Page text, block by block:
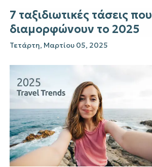
7 ταξιδιωτικές τάσεις που
διαμορφώνουν το 2025
Τετάρτη, Μαρτίου 05, 2025